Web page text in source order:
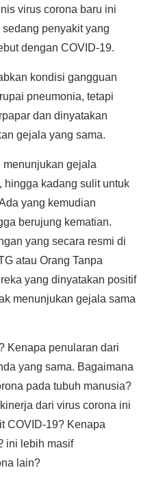
virus corona baru ini
sedang penyakit yang
dengan COVID-19.
kondisi gangguan
pneumonia, tetapi
dan dinyatakan
gejala yang sama.
gejala
hingga kadang sulit untuk
yang kemudian
berujung kematian.
yang secara resmi di
atau Orang Tanpa
yang dinyatakan positif
menunjukan gejala sama
Kenapa penularan dari
yang sama. Bagaimana
pada tubuh manusia?
dari virus corona ini
COVID-19? Kenapa
ini lebih masif
lain?